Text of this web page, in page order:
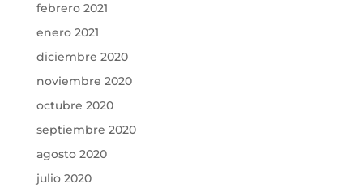
febrero 2021
enero 2021
diciembre 2020
noviembre 2020
octubre 2020
septiembre 2020
agosto 2020
julio 2020